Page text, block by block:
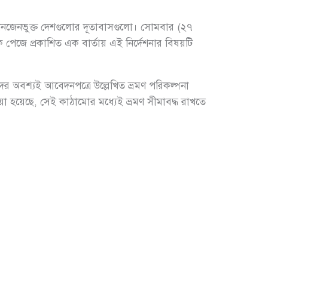
শেনজেনভুক্ত দেশগুলোর দূতাবাসগুলো। সোমবার (২৭
প্রকাশিত এক বার্তায় এই নির্দেশনার বিষয়টি
অবশ্যই আবেদনপত্রে উল্লেখিত ভ্রমণ পরিকল্পনা
সেই কাঠামোর মধ্যেই ভ্রমণ সীমাবদ্ধ রাখতে